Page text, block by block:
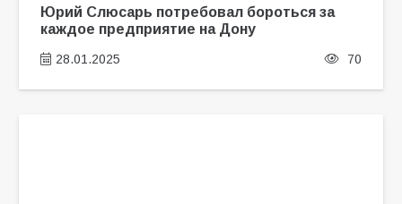
Юрий Слюсарь потребовал бороться за
каждое предприятие на Дону
28.01.2025 70